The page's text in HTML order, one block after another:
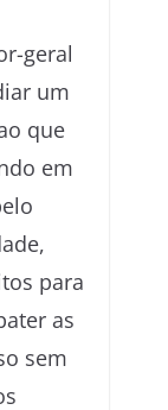
geral
um
que
em
para
as
sem